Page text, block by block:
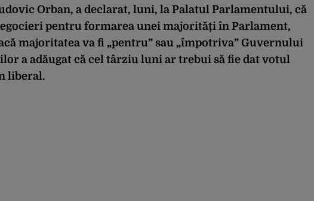
Orban, a declarat, luni, la Palatul Parlamentului, că
pentru formarea unei majorități în Parlament,
majoritatea va fi „pentru” sau „împotriva” Guvernului
a adăugat că cel târziu luni ar trebui să fie dat votul
liberal.